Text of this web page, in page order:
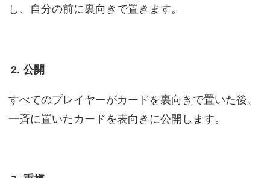
し、自分の前に裏向きで置きます。
2. 公開
すべてのプレイヤーがカードを裏向きで置いた後、
一斉に置いたカードを表向きに公開します。